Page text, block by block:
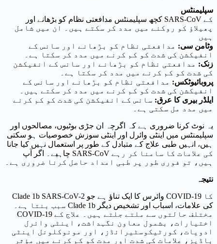
سپلیمنٹس
کچھ سپلیمنٹس مدافعتی نظام کو بڑھانے اور SARS-CoV کے
پھیلاؤ کو روکنے میں مدد کر سکتے ہیں۔ ان میں شامل
ہیں
وٹامن سی: مدافعتی نظام کو بڑھانے اور سانس کے
انفیکشن کی شدت کو کم کرنے میں مدد کر سکتا ہے۔
زنک: مدافعتی نظام کو بڑھانے اور سانس کے انفیکشن
کی شدت کو کم کرنے میں مدد کر سکتا ہے۔
پروبائیوٹکس: مدافعتی نظام کو بڑھانے اور سانس کے
انفیکشن کی شدت کو کم کرنے میں مدد کر سکتے ہیں۔
ایلڈر بیری کا عرق: سانس کے انفیکشن کی شدت کو کم کرنے
میں مدد مل سکتی ہے۔
یہ نوٹ کرنا ضروری ہے کہ اگرچہ ان جڑی بوٹیوں، مصالحوں اور
سپلیمنٹس میں اینٹی وائرل اور اینٹی سوزش خصوصیات ہو سکتی
ہیں، انہیں طبی علاج کے متبادل کے طور پر استعمال نہیں کیا جانا
چاہیے۔ اگر آپ SARS-CoV کی علامات کا سامنا کر رہے
ہیں، تو فوری طور پر طبی امداد حاصل کرنا ضروری ہے۔
نتیجہ
Clade 1b SARS-CoV-2 وائرس کا ایک تناؤ ہے جو COVID-19 کا
سبب بنتا ہے۔ Clade 1b کی علامات، اسباب اور تشخیص دیگر
COVID-19 مختلف حالتوں سے ملتے جلتے ہیں۔ علاج کے
اختیارات، بشمول معاون نگہداشت، اینٹی وائرل
ادویات، کورٹیکوسٹیرائڈز، اور مونوکلونل اینٹی
باڈیز، علامات کی شدت اور مدت کو کم کرنے میں مؤثر